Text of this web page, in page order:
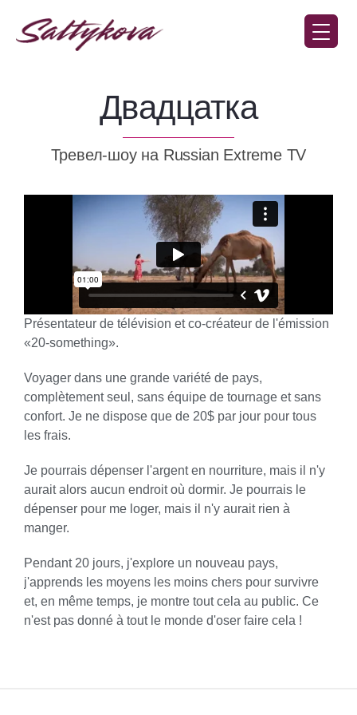
Présentateur de télévision et co-créateur de l'émission
«20-something».
Voyager dans une grande variété de pays,
complètement seul, sans équipe de tournage et sans
confort. Je ne dispose que de 20$ par jour pour tous
les frais.
Je pourrais dépenser l'argent en nourriture, mais il n'y
aurait alors aucun endroit où dormir. Je pourrais le
dépenser pour me loger, mais il n'y aurait rien à
manger.
Pendant 20 jours, j'explore un nouveau pays,
j'apprends les moyens les moins chers pour survivre
et, en même temps, je montre tout cela au public. Ce
n'est pas donné à tout le monde d'oser faire cela !